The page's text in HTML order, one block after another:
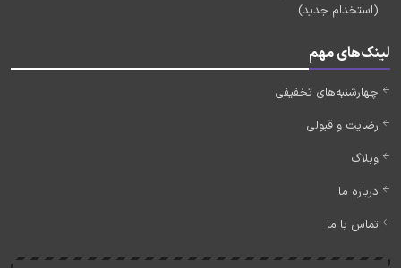
(استخدام جدید)
لینک‌های مهم
چهارشنبه‌های تخفیفی
رضایت و قبولی
وبلاگ
درباره ما
تماس با ما